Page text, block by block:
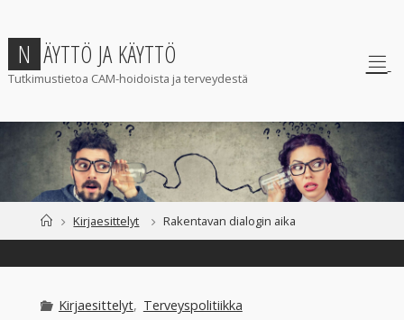
content
N ÄYTTÖ JA KÄYTTÖ
Tutkimustietoa CAM-hoidoista ja terveydestä
HomeKirjaesittelyt Rakentavan dialogin aika
Kirjaesittelyt, Terveyspolitiikka